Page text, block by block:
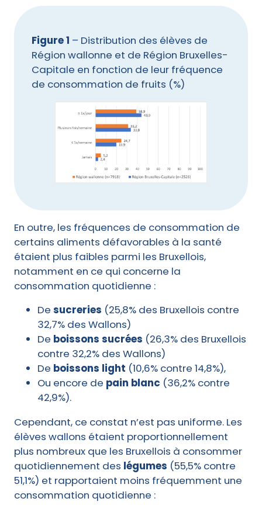
Figure 1 – Distribution des élèves de
Région wallonne et de Région Bruxelles-
Capitale en fonction de leur fréquence
de consommation de fruits (%)
En outre, les fréquences de consommation de
certains aliments défavorables à la santé
étaient plus faibles parmi les Bruxellois,
notamment en ce qui concerne la
consommation quotidienne :
De sucreries (25,8% des Bruxellois contre
32,7% des Wallons)
De boissons sucrées (26,3% des Bruxellois
contre 32,2% des Wallons)
De boissons light (10,6% contre 14,8%),
Ou encore de pain blanc (36,2% contre
42,9%).
Cependant, ce constat n’est pas uniforme. Les
élèves wallons étaient proportionnellement
plus nombreux que les Bruxellois à consommer
quotidiennement des légumes (55,5% contre
51,1%) et rapportaient moins fréquemment une
consommation quotidienne :